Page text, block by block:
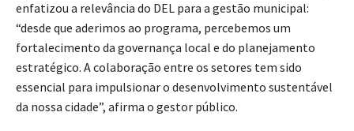
enfatizou a relevância do DEL para a gestão municipal:
“desde que aderimos ao programa, percebemos um
fortalecimento da governança local e do planejamento
estratégico. A colaboração entre os setores tem sido
essencial para impulsionar o desenvolvimento sustentável
da nossa cidade”, afirma o gestor público.